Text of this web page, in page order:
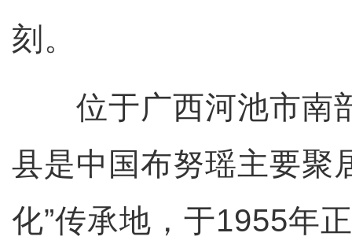
刻。
位于广西河池市南
县是中国布努瑶主要聚
化”传承地，于1955年